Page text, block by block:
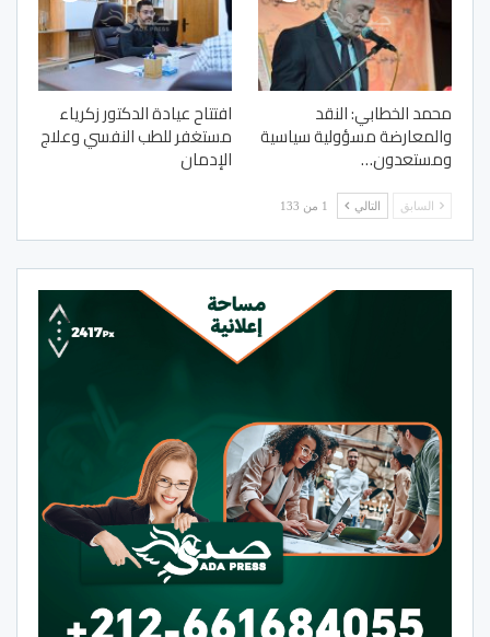
محمد الخطابي: النقد
والمعارضة مسؤولية سياسية
ومستعدون…
افتتاح عيادة الدكتور زكرياء
مستغفر للطب النفسي وعلاج
الإدمان
السابق التالي 1 من 133